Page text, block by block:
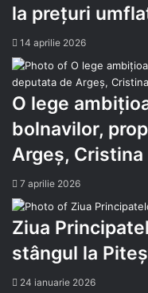
la prețuri
14 aprilie 2026
O lege
bolnavilor,
Argeș, Cristina
7 aprilie 2026
Ziua
stângul la
24 ianuarie 2026